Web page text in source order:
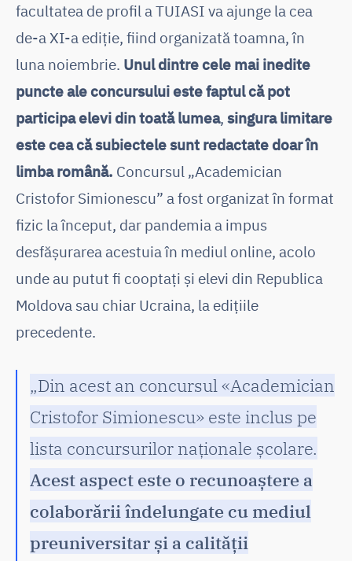
facultatea de profil a TUIASI va ajunge la cea
de-a XI-a ediție, fiind organizată toamna, în
luna noiembrie. Unul dintre cele mai inedite
puncte ale concursului este faptul că pot
participa elevi din toată lumea, singura limitare
este cea că subiectele sunt redactate doar în
limba română. Concursul „Academician
Cristofor Simionescu” a fost organizat în format
fizic la început, dar pandemia a impus
desfășurarea acestuia în mediul online, acolo
unde au putut fi cooptați și elevi din Republica
Moldova sau chiar Ucraina, la edițiile
precedente.
„Din acest an concursul «Academician
Cristofor Simionescu» este inclus pe
lista concursurilor naționale școlare.
Acest aspect este o recunoaștere a
colaborării îndelungate cu mediul
preuniversitar și a calității